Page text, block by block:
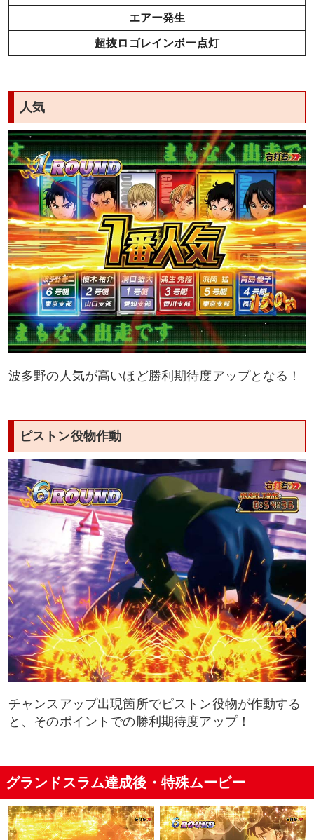
エアー発生
超抜ロゴレインボー点灯
人気
波多野の人気が高いほど勝利期待度アップとなる！
ピストン役物作動
チャンスアップ出現箇所でピストン役物が作動する
と、そのポイントでの勝利期待度アップ！
グランドスラム達成後・特殊ムービー